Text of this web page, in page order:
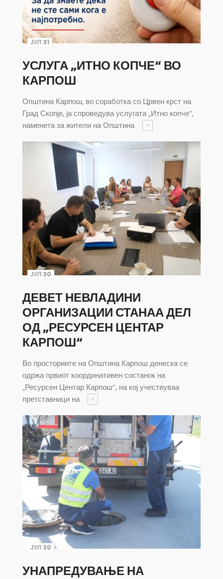
ЈУЛ 31
УСЛУГА „ИТНО КОПЧЕ“ ВО
КАРПОШ
Општина Карпош, во соработка со Црвен крст на
Град Скопје, ја спроведува услугата „Итно копче“,
наменета за жители на Општина
+
ЈУЛ 30
ДЕВЕТ НЕВЛАДИНИ
ОРГАНИЗАЦИИ СТАНАА ДЕЛ
ОД „РЕСУРСЕН ЦЕНТАР
КАРПОШ“
Во просториите на Општина Карпош денеска се
одржа првиот координативен состанок на
„Ресурсен Центар Карпош“, на кој учествуваа
претставници на
+
ЈУЛ 30
УНАПРЕДУВАЊЕ НА